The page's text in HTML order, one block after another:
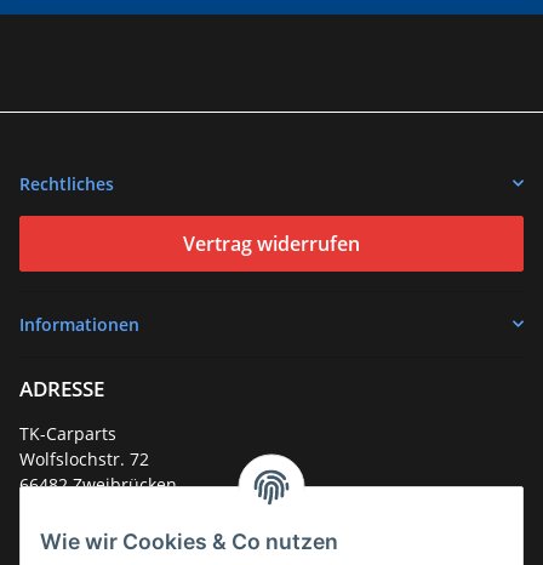
Wie wir Cookies & Co nutzen
Rechtliches
Vertrag widerrufen
Informationen
ADRESSE
TK-Carparts
Wolfslochstr. 72
66482 Zweibrücken
Service-Hotline +49 (0)6332 - 48 58 48